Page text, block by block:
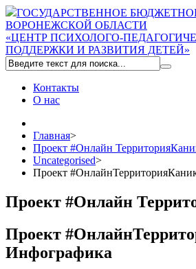
ГОСУДАРСТВЕННОЕ
ВОРОНЕЖСКОЙ ОБЛАСТИ
«ЦЕНТР ПСИХОЛОГО-
ПОДДЕРЖКИ И РАЗВИТИЯ ДЕТЕЙ»
Контакты
О нас
Главная>
Проект #Онлайн
Uncategorised>
Проект
Проект #Онлайн
Проект
Инфографика